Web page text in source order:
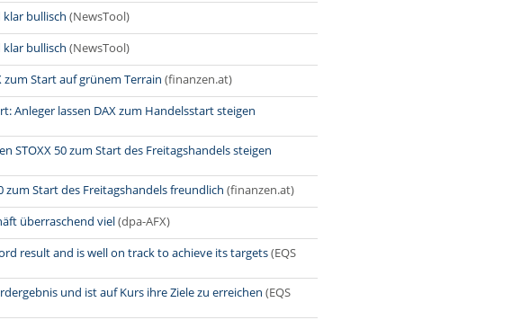
bullisch (NewsTool)
bullisch (NewsTool)
zum Start auf grünem Terrain (finanzen.at)
Anleger lassen DAX zum Handelsstart steigen
STOXX 50 zum Start des Freitagshandels steigen
zum Start des Freitagshandels freundlich (finanzen.at)
überraschend viel(dpa-AFX)
result and is well on track to achieve its targets(EQS
und ist auf Kurs ihre Ziele zu erreichen (EQS